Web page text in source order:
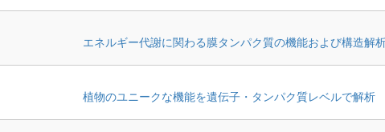
エネルギー代謝に関わる膜タンパク質の機能および構造解
植物のユニークな機能を遺伝子・タンパク質レベルで解析